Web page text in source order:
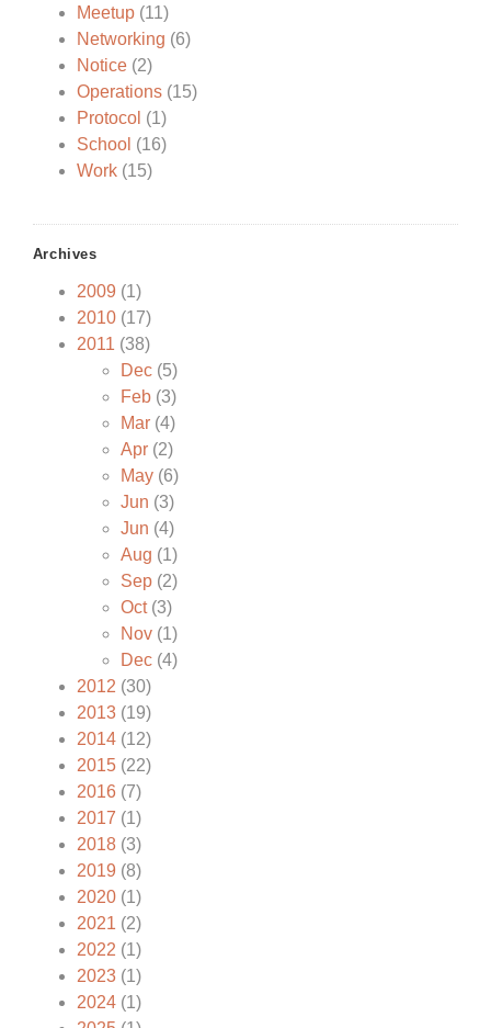
Meetup(11)
Networking (6)
Notice(2)
Operations(15)
Protocol (1)
School (16)
Work(15)
Archives
2009 (1)
2010(17)
2011 (38)
Dec(5)
Feb(3)
Mar(4)
Apr(2)
May(6)
Jun (3)
Jun (4)
Aug (1)
Sep(2)
Oct(3)
Nov(1)
Dec(4)
2012 (30)
2013(19)
2014(12)
2015(22)
2016(7)
2017 (1)
2018(3)
2019 (8)
2020(1)
2021 (2)
2022 (1)
2023(1)
2024(1)